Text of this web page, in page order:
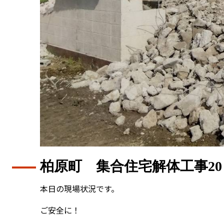
柏原町 集合住宅解体工事20
本日の現場状況です。
ご安全に！